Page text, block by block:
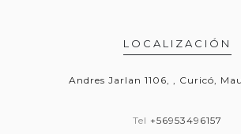
LOCALIZACIÓN
Andres Jarlan 1106, , Curicó,
Tel +56953496157